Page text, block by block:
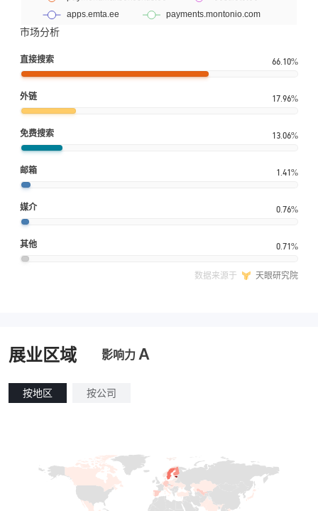
市场分析
直接搜索 66.10%
外链 17.96%
免费搜索 13.06%
邮箱 1.41%
媒介 0.76%
其他 0.71%
数据来源于 天眼研究院
展业区域 影响力 A
按地区 按公司